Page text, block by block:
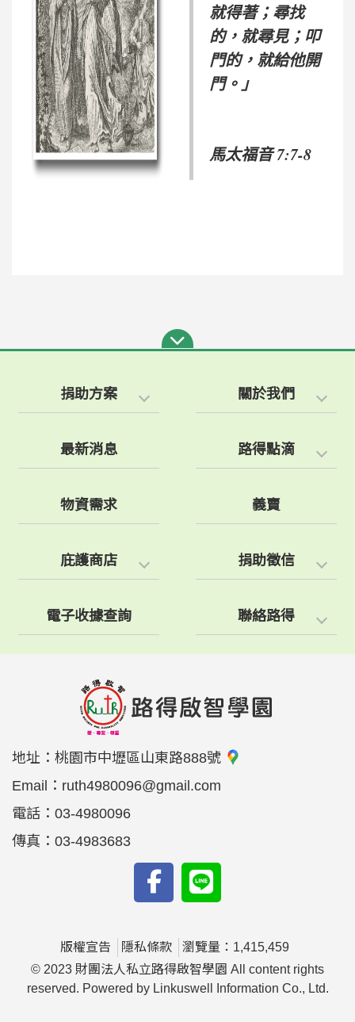
就得著；尋找
的，就尋見；叩
門的，就給他開
門。」
馬太福音 7:7-8
捐助方案 關於我們
最新消息 路得點滴
物資需求 義賣
庇護商店 捐助徵信
電子收據查詢 聯絡路得
地址： 桃園市中壢區山東路888號
Email： ruth4980096@gmail.com
電話： 03-4980096
傳真： 03-4983683
版權宣告 隱私條款
瀏覽量：1,415,459
© 2023 財團法人私立路得啟智學園 All content rights
reserved. Powered by Linkuswell Information Co., Ltd.